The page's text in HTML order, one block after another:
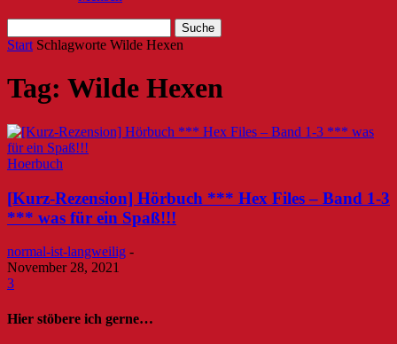
Start Schlagworte Wilde Hexen
Tag: Wilde Hexen
Hoerbuch
[Kurz-Rezension] Hörbuch *** Hex Files – Band 1-3
*** was für ein Spaß!!!
normal-ist-langweilig -
November 28, 2021
3
Hier stöbere ich gerne…